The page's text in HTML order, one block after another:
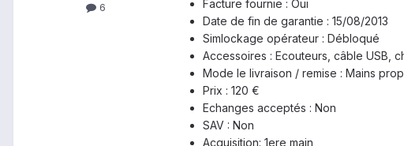
6
Facture fournie : Oui
Date de fin de garantie : 15/08/2013
Simlockage opérateur : Débloqué
Accessoires : Ecouteurs, câble USB,
Mode le livraison / remise : Mains
Prix : 120 €
Echanges acceptés : Non
SAV : Non
Acquisition: 1ere main